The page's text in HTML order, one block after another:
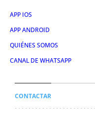
APP IOS
APP ANDROID
QUIÉNES SOMOS
CANAL DE WHATSAPP
CONTACTAR